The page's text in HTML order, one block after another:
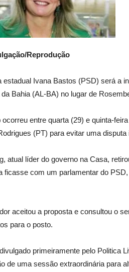
Reprodução
estadual Ivana Bastos (PSD) será a
Bahia (AL-BA) no lugar de
ocorreu entre quarta (29) e quinta-
(PT) para evitar uma
atual líder do governo na Casa,
ficasse com um parlamentar do
aceitou a proposta e consultou o
para o posto.
primeiramente pelo Politica
de uma sessão extraordinária para